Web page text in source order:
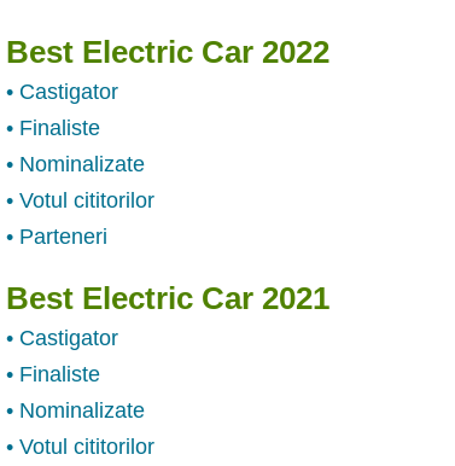
Best Electric Car 2022
• Castigator
• Finaliste
• Nominalizate
• Votul cititorilor
• Parteneri
Best Electric Car 2021
• Castigator
• Finaliste
• Nominalizate
• Votul cititorilor